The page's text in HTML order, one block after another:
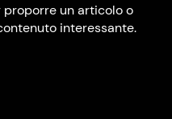
un articolo o
interessante.